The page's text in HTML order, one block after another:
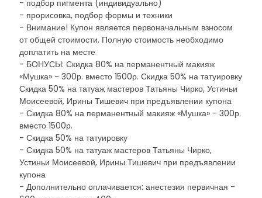
- подбор пигмента (индивидуально)
- прорисовка, подбор формы и техники
- Внимание! Купон является первоначальным взносом
от общей стоимости. Полную стоимость необходимо
доплатить на месте
- БОНУСЫ: Скидка 80% на перманентный макияж
«Мушка» - 300р. вместо 1500р. Скидка 50% на татуировку
Скидка 50% на татуаж мастеров Татьяны Чирко, Устиньи
Моисеевой, Ирины Тишевич при предъявлении купона
- Скидка 80% на перманентный макияж «Мушка» - 300р.
вместо 1500р.
- Скидка 50% на татуировку
- Скидка 50% на татуаж мастеров Татьяны Чирко,
Устиньи Моисеевой, Ирины Тишевич при предъявлении
купона
- Дополнительно оплачивается: анестезия первичная -